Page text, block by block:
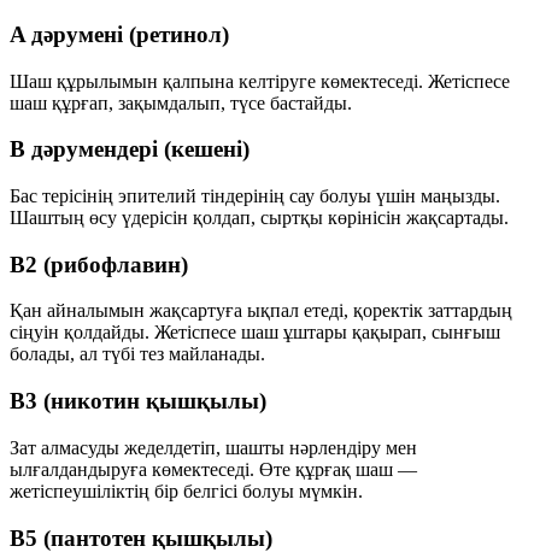
A дәрумені (ретинол)
Шаш құрылымын қалпына келтіруге көмектеседі. Жетіспесе
шаш құрғап, зақымдалып, түсе бастайды.
B дәрумендері (кешені)
Бас терісінің эпителий тіндерінің сау болуы үшін маңызды.
Шаштың өсу үдерісін қолдап, сыртқы көрінісін жақсартады.
B2 (рибофлавин)
Қан айналымын жақсартуға ықпал етеді, қоректік заттардың
сіңуін қолдайды. Жетіспесе шаш ұштары қақырап, сынғыш
болады, ал түбі тез майланады.
B3 (никотин қышқылы)
Зат алмасуды жеделдетіп, шашты нәрлендіру мен
ылғалдандыруға көмектеседі. Өте құрғақ шаш —
жетіспеушіліктің бір белгісі болуы мүмкін.
B5 (пантотен қышқылы)